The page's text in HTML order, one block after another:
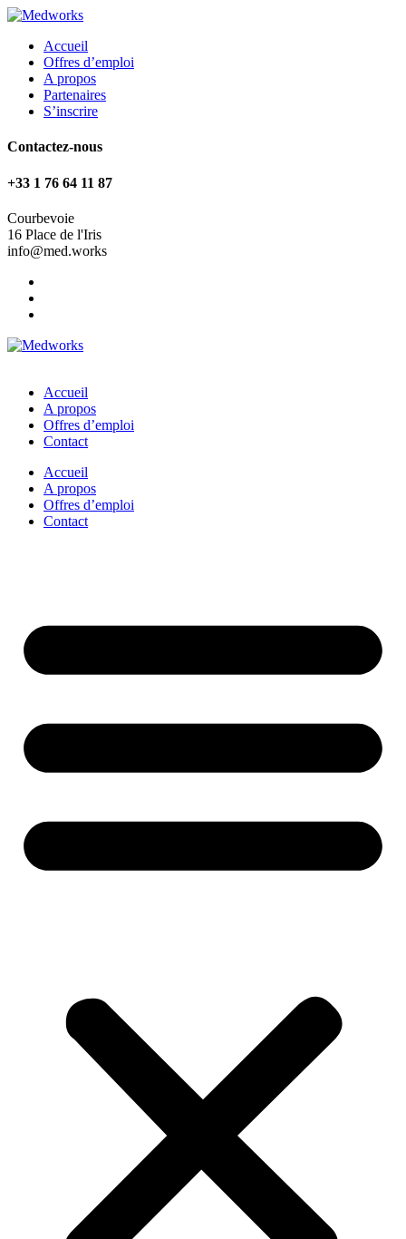
Accueil
Offres d’emploi
A propos
Partenaires
S’inscrire
Contactez-nous
+33 1 76 64 11 87
Courbevoie
16 Place de l'Iris
info@med.works
Accueil
A propos
Offres d’emploi
Contact
Accueil
A propos
Offres d’emploi
Contact